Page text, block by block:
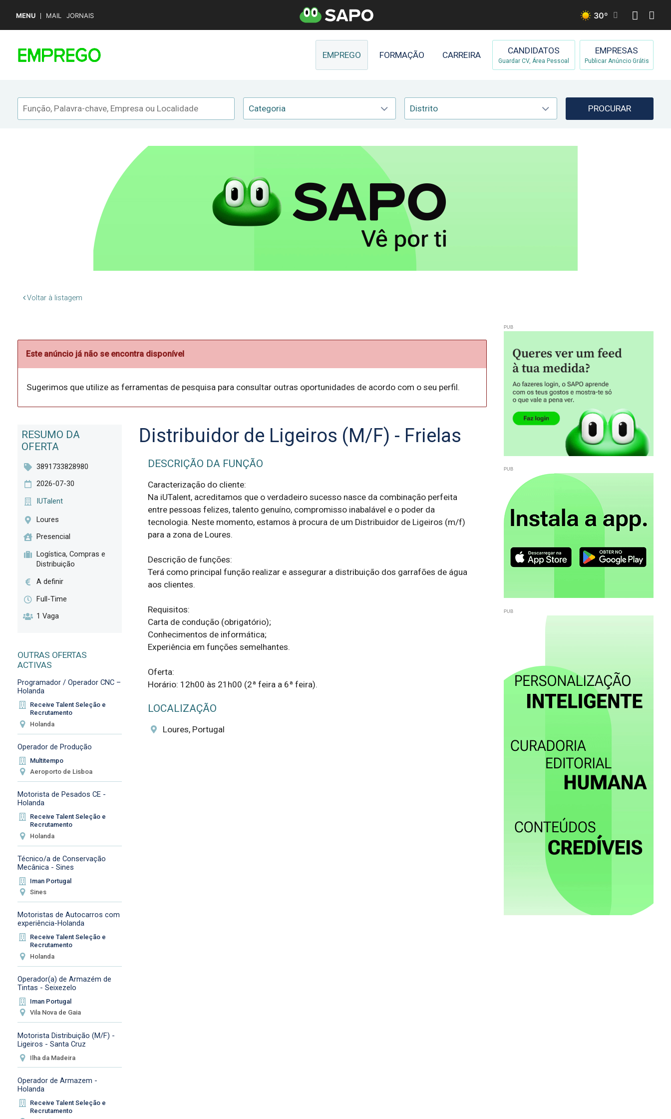
MENU MAIL JORNAIS 30º
EMPREGO FORMAÇÃO CARREIRA CANDIDATOS
Guardar CV, Área Pessoal
EMPRESAS
Publicar Anúncio Grátis
Categoria Distrito PROCURAR
Voltar à listagem
Este anúncio já não se encontra disponível
Sugerimos que utilize as ferramentas de pesquisa para consultar outras oportunidades de acordo com o seu perfil.
RESUMO DA
OFERTA
3891733828980
2026-07-30
IUTalent
Loures
Presencial
Logística, Compras e
Distribuição
A definir
Full-Time
1 Vaga
OUTRAS OFERTAS
ACTIVAS
Programador / Operador CNC –
Holanda
Receive Talent Seleção e
Recrutamento
Holanda
Operador de Produção
Multitempo
Aeroporto de Lisboa
Motorista de Pesados CE -
Holanda
Receive Talent Seleção e
Recrutamento
Holanda
Técnico/a de Conservação
Mecânica - Sines
Iman Portugal
Sines
Motoristas de Autocarros com
experiência-Holanda
Receive Talent Seleção e
Recrutamento
Holanda
Operador(a) de Armazém de
Tintas - Seixezelo
Iman Portugal
Vila Nova de Gaia
Motorista Distribuição (M/F) -
Ligeiros - Santa Cruz
Ilha da Madeira
Operador de Armazem -
Holanda
Receive Talent Seleção e
Recrutamento
Distribuidor de Ligeiros (M/F) - Frielas
DESCRIÇÃO DA FUNÇÃO
Caracterização do cliente:
Na iUTalent, acreditamos que o verdadeiro sucesso nasce da combinação perfeita
entre pessoas felizes, talento genuíno, compromisso inabalável e o poder da
tecnologia. Neste momento, estamos à procura de um Distribuidor de Ligeiros (m/f)
para a zona de Loures.
Descrição de funções:
Terá como principal função realizar e assegurar a distribuição dos garrafões de água
aos clientes.
Requisitos:
Carta de condução (obrigatório);
Conhecimentos de informática;
Experiência em funções semelhantes.
Oferta:
Horário: 12h00 às 21h00 (2ª feira a 6ª feira).
LOCALIZAÇÃO
Loures, Portugal